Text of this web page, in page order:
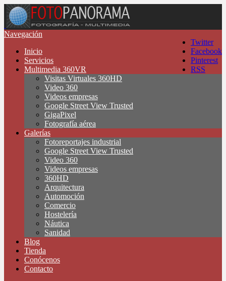
Twitter
Facebook
Pinterest
RSS
Navegación
Inicio
Servicios
Multimedia 360VR
Visitas Virtuales 360HD
Video 360
Videos empresas
Google Street View Trusted
GigaPixel
Fotografía aérea
Galerías
Fotoreportajes industrial
Google Street View Trusted
Video 360
Videos empresas
360HD
Arquitectura
Automoción
Comercio
Hostelería
Náutica
Sanidad
Blog
Tienda
Conócenos
Contacto